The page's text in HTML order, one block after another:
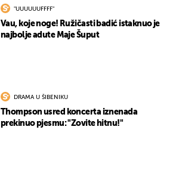
"UUUUUUFFFF"
Vau, koje noge! Ružičasti badić istaknuo je
najbolje adute Maje Šuput
DRAMA U ŠIBENIKU
Thompson usred koncerta iznenada
prekinuo pjesmu: "Zovite hitnu!"